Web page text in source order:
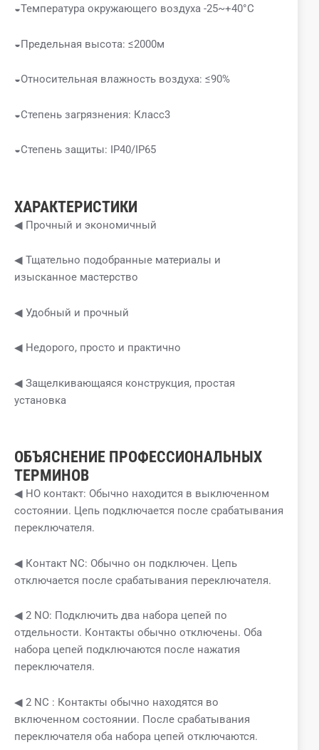
◒Температура окружающего воздуха -25~+40°C
◒Предельная высота: ≤2000м
◒Относительная влажность воздуха: ≤90%
◒Степень загрязнения: Класс3
◒Степень защиты: IP40/IP65
ХАРАКТЕРИСТИКИ
◀ Прочный и экономичный
◀ Тщательно подобранные материалы и
изысканное мастерство
◀ Удобный и прочный
◀ Недорого, просто и практично
◀ Защелкивающаяся конструкция, простая
установка
ОБЪЯСНЕНИЕ ПРОФЕССИОНАЛЬНЫХ
ТЕРМИНОВ
◀ НО контакт: Обычно находится в выключенном
состоянии. Цепь подключается после срабатывания
переключателя.
◀ Контакт NC: Обычно он подключен. Цепь
отключается после срабатывания переключателя.
◀ 2 NO: Подключить два набора цепей по
отдельности. Контакты обычно отключены. Оба
набора цепей подключаются после нажатия
переключателя.
◀ 2 NC : Контакты обычно находятся во
включенном состоянии. После срабатывания
переключателя оба набора цепей отключаются.